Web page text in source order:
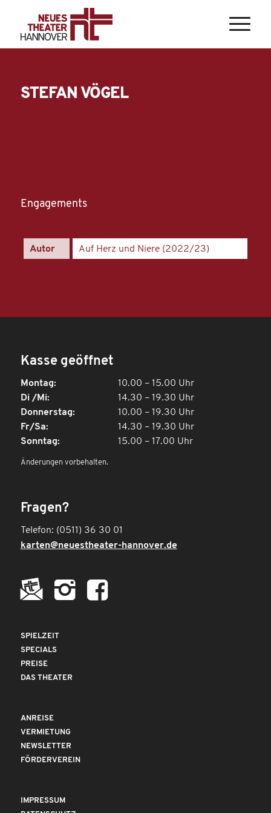
STEFAN VÖGEL
Engagements
Autor Auf Herz und Niere (2022/23)
Kasse geöffnet
Montag:
10.00 – 15.00 Uhr
Di /Mi:
14.30 – 19.30 Uhr
Donnerstag:
10.00 – 19.30 Uhr
Fr/Sa:
14.30 – 19.30 Uhr
Sonntag:
15.00 – 17.00 Uhr
Änderungen vorbehalten.
Fragen?
Telefon: (0511) 36 30 01
karten@neuestheater-hannover.de
SPIELZEIT
SPECIALS
PREISE
DAS THEATER
ANREISE
VERMIETUNG
NEWSLETTER
FÖRDERVEREIN
IMPRESSUM